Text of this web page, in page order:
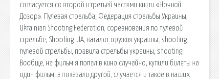
согласуется со второй и третьей частями книги «Ночной
Дозор». Пулевая стрельба, Федерация стрельбы Украины,
Ukrainian Shooting Federation, соревнования по пулевой
стрельбе, Shooting-UA, каталог оружия украины, shooting
пулевой стрельбы, правила стрельбы украины, shooting.
Вообще, на фильм я попал в кино случайно, купили билеты на
один фильм, а показали другой, случается и такое в наших